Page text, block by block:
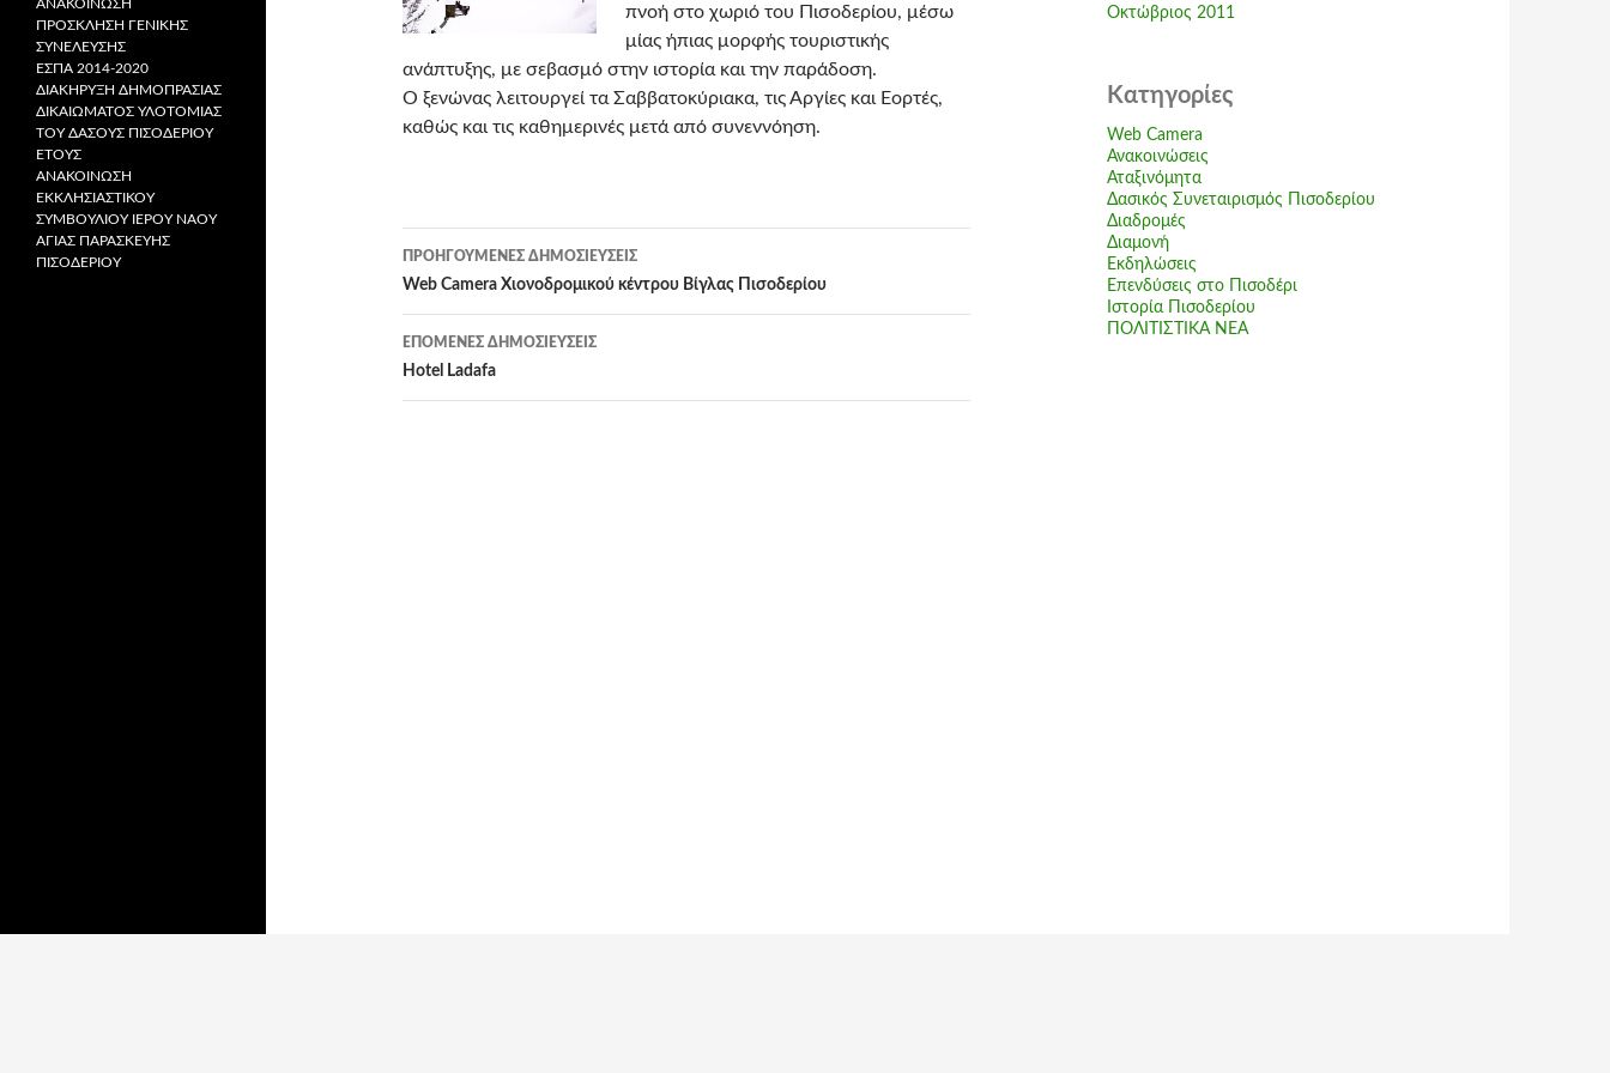
πνοή στο χωριό του Πισοδερίου, μέσω
μίας ήπιας μορφής τουριστικής
ανάπτυξης, με σεβασμό στην ιστορία και την παράδοση.
Ο ξενώνας λειτουργεί τα Σαββατοκύριακα, τις Αργίες και Εορτές,
καθώς και τις καθημερινές μετά από συνεννόηση.
Πλοήγηση
άρθρων
ΠΡΟΗΓΟΎΜΕΝΕΣ ΔΗΜΟΣΙΕΎΣΕΙΣ
Web Camera Χιονοδρομικού κέντρου Βίγλας Πισοδερίου
ΕΠΌΜΕΝΕΣ ΔΗΜΟΣΙΕΎΣΕΙΣ
Hotel Ladafa
Οκτώβριος 2011
Kατηγορίες
Web Camera
Ανακοινώσεις
Αταξινόμητα
Δασικός Συνεταιρισμός Πισοδερίου
Διαδρομές
Διαμονή
Εκδηλώσεις
Επενδύσεις στο Πισοδέρι
Ιστορία Πισοδερίου
ΠΟΛΙΤΙΣΤΙΚΑ ΝΕΑ
ΑΝΑΚΟΙΝΩΣΗ
ΠΡΟΣΚΛΗΣΗ ΓΕΝΙΚΗΣ
ΣΥΝΕΛΕΥΣΗΣ
ΕΣΠΑ 2014-2020
ΔΙΑΚHΡYΞΗ ΔΗΜΟΠΡΑΣΙΑΣ
ΔΙΚΑΙΩΜΑΤΟΣ ΥΛΟΤΟΜΙΑΣ
ΤΟΥ ΔΑΣΟΥΣ ΠΙΣΟΔΕΡΙΟΥ
ΕΤΟΥΣ
ΑΝΑΚΟΙΝΩΣΗ
ΕΚΚΛΗΣΙΑΣΤΙΚΟΥ
ΣΥΜΒΟΥΛΙΟΥ ΙΕΡΟΥ ΝΑΟΥ
ΑΓΙΑΣ ΠΑΡΑΣΚΕΥΗΣ
ΠΙΣΟΔΕΡΙΟΥ